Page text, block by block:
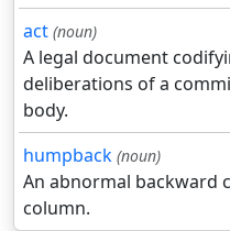
act (noun)
A legal document
deliberations of a
body.
humpback (noun)
An abnormal backward
column.